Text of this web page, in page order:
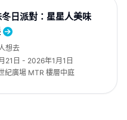
日派對：星星人美味
想去
21日 - 2026年1月1日
紀廣場 MTR 樓層中庭